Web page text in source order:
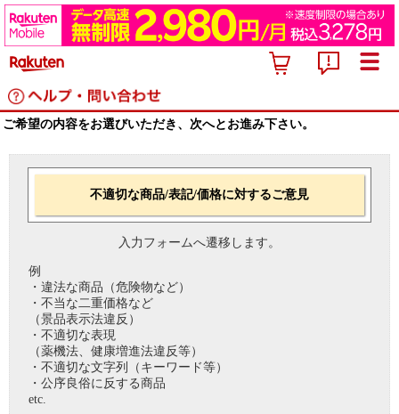
ご希望の内容をお選びいただき、次へとお進み下さい。
不適切な商品/表記/価格に対するご意見
入力フォームへ遷移します。
例
・違法な商品（危険物など）
・不当な二重価格など
（景品表示法違反）
・不適切な表現
（薬機法、健康増進法違反等）
・不適切な文字列（キーワード等）
・公序良俗に反する商品
etc.